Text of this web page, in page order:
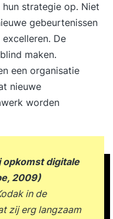
strategie op. Niet
gebeurtenissen
De
maken.
een organisatie
nieuwe
worden
opkomst digitale
2009)
in de
zij erg langzaam